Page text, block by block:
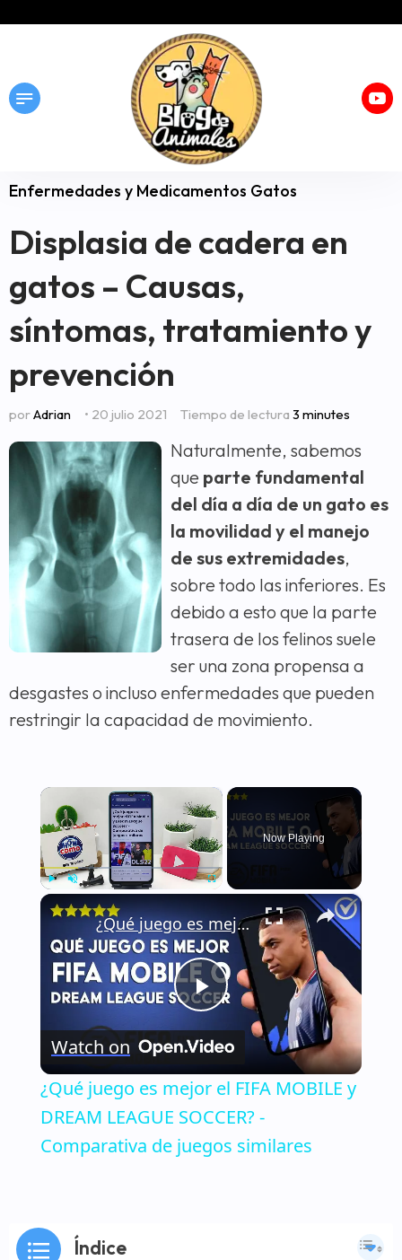
Enfermedades y Medicamentos Gatos
Displasia de cadera en
gatos – Causas,
síntomas, tratamiento y
prevención
porAdrian • 20 julio 2021 Tiempo de lectura 3 minutes
Naturalmente, sabemos
que parte fundamental
del día a día de un gato es
la movilidad y el manejo
de sus extremidades,
sobre todo las inferiores. Es
debido a esto que la parte
trasera de los felinos suele
ser una zona propensa a
desgastes o incluso enfermedades que pueden
restringir la capacidad de movimiento.
×
Now Playing
×
Play
Video
¿Qué juego es mejor el FIFA MOBILE y DREAM LEAGUE SOCCER? - Comparativa de juegos similares
Watch on
¿Qué juego es mejor el FIFA MOBILE y
DREAM LEAGUE SOCCER? -
Comparativa de juegos similares
Índice